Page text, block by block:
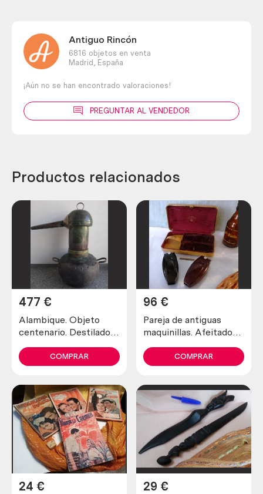
Antiguo Rincón
6816 objetos en venta
Madrid,
España
¡Aún no se han encontrado valoraciones!
PREGUNTAR AL VENDEDOR
Productos relacionados
Alambique. Objeto
centenario. Destilador
cobre. 80 litros.
477 €
COMPRAR
Pareja de antiguas
maquinillas. Afeitadora
schick.
96 €
COMPRAR
24 € 29 €